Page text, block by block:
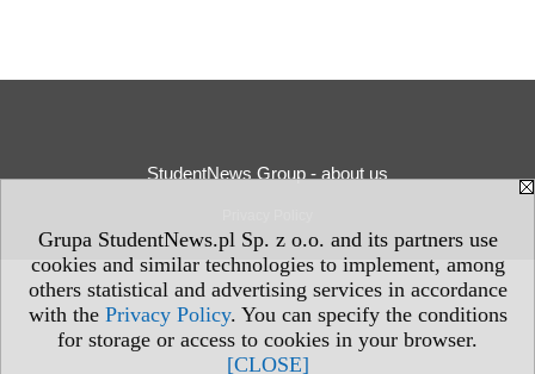
Grupa StudentNews.pl Sp. z o.o. and its partners use
cookies and similar technologies to implement, among
others statistical and advertising services in accordance
with the Privacy Policy. You can specify the conditions
for storage or access to cookies in your browser.
[CLOSE]
StudentNews Group - about us